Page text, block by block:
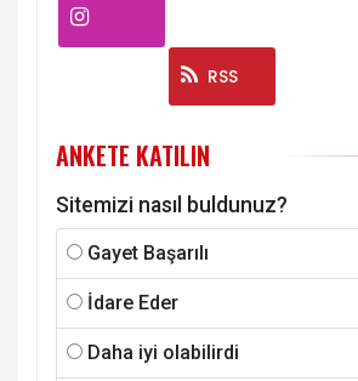
RSS
ANKETE KATILIN
Sitemizi nasıl buldunuz?
Gayet Başarılı
İdare Eder
Daha iyi olabilirdi